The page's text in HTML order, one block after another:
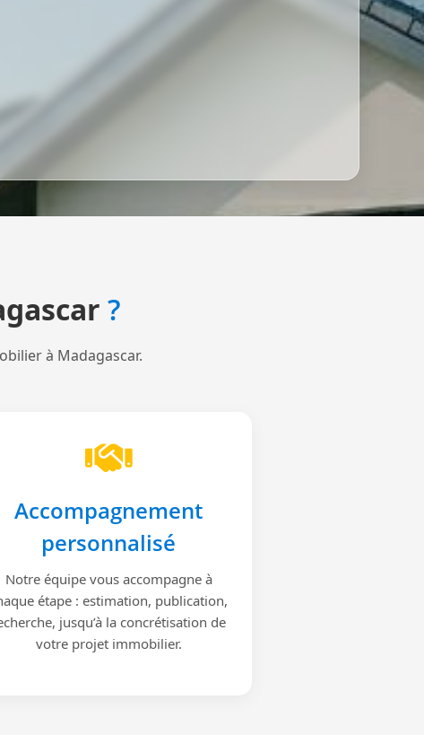
?
à Madagascar.
Accompagnement
personnalisé
Notre équipe vous accompagne à
étape : estimation, publication,
jusqu’à la concrétisation de
votre projet immobilier.